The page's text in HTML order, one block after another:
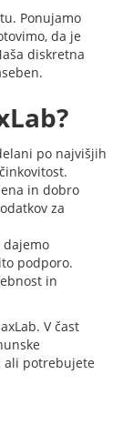
Ponujamo
da je
diskretna
po najvišjih
in dobro
za
dajemo
podporo.
in
V čast
ali potrebujete